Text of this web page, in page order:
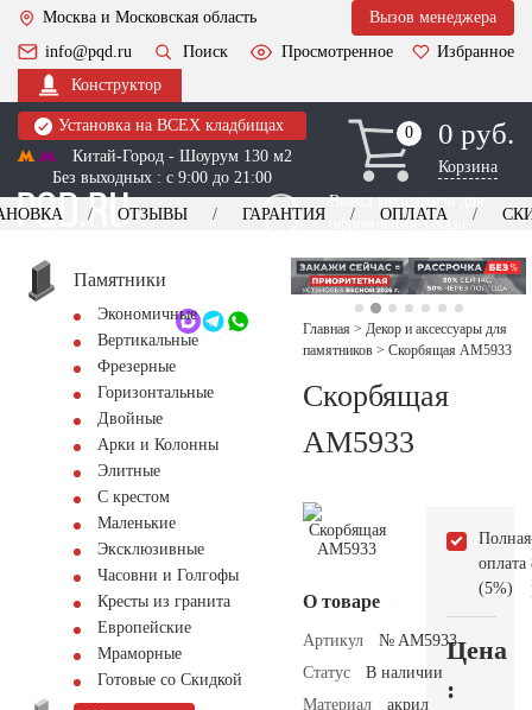
Москва и Московская область
Вызов менеджера
info@pqd.ru
Поиск Просмотренное
Избранное
Конструктор
Установка на ВСЕХ кладбищах
Китай-Город - Шоурум 130 м2
Без выходных : с 9:00 до 21:00
0
0 0 руб.
Корзина
Выезд менеджера для
оформления заказа
+7 (495) 518-44-23
Обратный звонок
ОТЗЫВЫ ГАРАНТИЯ ОПЛАТА
Памятники
Экономичные
Вертикальные
Фрезерные
Горизонтальные
Двойные
Арки и Колонны
Элитные
С крестом
Маленькие
Эксклюзивные
Часовни и Голгофы
Кресты из гранита
Европейские
Мраморные
Готовые со Скидкой
Главная > Декор и аксессуары для
памятников > Скорбящая AM5933
Скорбящая
AM5933
О товаре
Артикул
№ AM5933
Статус
В наличии
Материал
акрил
Полная
оплата
(5%)
Цена
: